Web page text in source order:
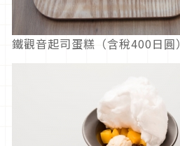
鐵觀音起司蛋糕（含稅400日圓）